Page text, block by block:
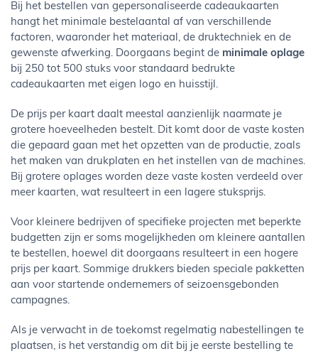
Bij het bestellen van gepersonaliseerde cadeaukaarten
hangt het minimale bestelaantal af van verschillende
factoren, waaronder het materiaal, de druktechniek en de
gewenste afwerking. Doorgaans begint de minimale oplage
bij 250 tot 500 stuks voor standaard bedrukte
cadeaukaarten met eigen logo en huisstijl.
De prijs per kaart daalt meestal aanzienlijk naarmate je
grotere hoeveelheden bestelt. Dit komt door de vaste kosten
die gepaard gaan met het opzetten van de productie, zoals
het maken van drukplaten en het instellen van de machines.
Bij grotere oplages worden deze vaste kosten verdeeld over
meer kaarten, wat resulteert in een lagere stuksprijs.
Voor kleinere bedrijven of specifieke projecten met beperkte
budgetten zijn er soms mogelijkheden om kleinere aantallen
te bestellen, hoewel dit doorgaans resulteert in een hogere
prijs per kaart. Sommige drukkers bieden speciale pakketten
aan voor startende ondernemers of seizoensgebonden
campagnes.
Als je verwacht in de toekomst regelmatig nabestellingen te
plaatsen, is het verstandig om dit bij je eerste bestelling te